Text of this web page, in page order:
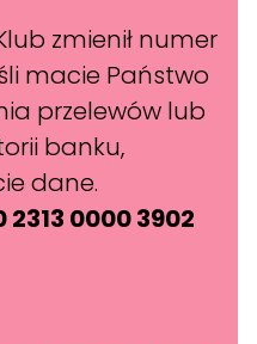
zmienił numer
macie Państwo
przelewów lub
banku,
dane.
2313 0000 3902